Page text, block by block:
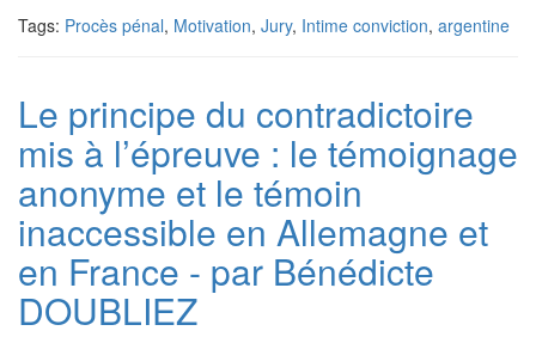
Tags: Procès pénal, Motivation, Jury, Intime conviction, argentine
Le principe du contradictoire
mis à l’épreuve : le témoignage
anonyme et le témoin
inaccessible en Allemagne et
en France - par Bénédicte
DOUBLIEZ